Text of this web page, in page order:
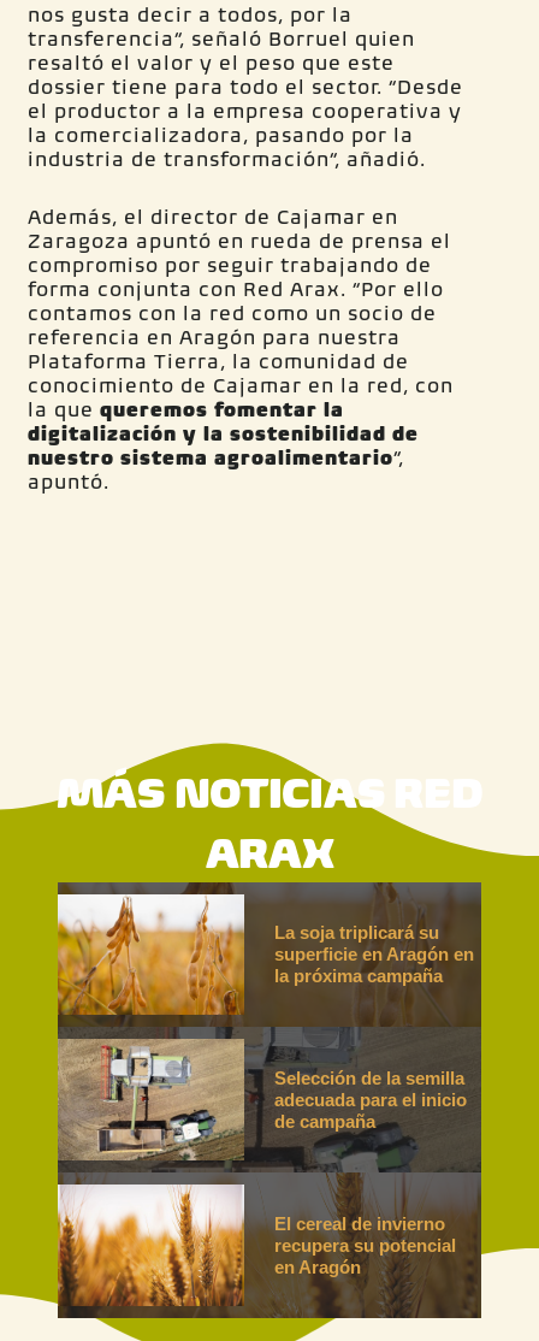
nos gusta decir a todos, por la
transferencia”, señaló Borruel quien
resaltó el valor y el peso que este
dossier tiene para todo el sector. “Desde
el productor a la empresa cooperativa y
la comercializadora, pasando por la
industria de transformación”, añadió.
Además, el director de Cajamar en
Zaragoza apuntó en rueda de prensa el
compromiso por seguir trabajando de
forma conjunta con Red Arax. “Por ello
contamos con la red como un socio de
referencia en Aragón para nuestra
Plataforma Tierra, la comunidad de
conocimiento de Cajamar en la red, con
la quequeremos fomentar la
digitalización y la sostenibilidad de
nuestro sistema agroalimentario”,
apuntó.
MÁS NOTICIAS RED
ARAX
La soja triplicará su
superficie en Aragón en
la próxima campaña
Selección de la semilla
adecuada para el inicio
de campaña
El cereal de invierno
recupera su potencial
en Aragón